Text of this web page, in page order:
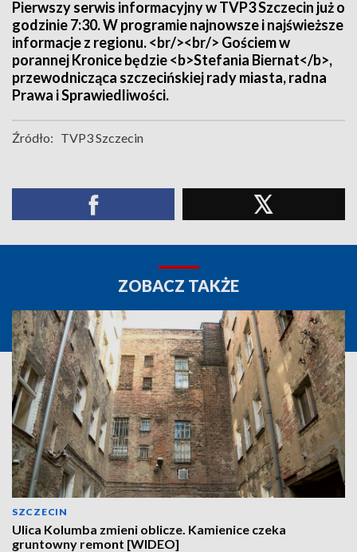
Pierwszy serwis informacyjny w TVP3 Szczecin już o
godzinie 7:30. W programie najnowsze i najświeższe
informacje z regionu. <br/><br/> Gościem w
porannej Kronice będzie <b>Stefania Biernat</b>,
przewodnicząca szczecińskiej rady miasta, radna
Prawa i Sprawiedliwości.
Źródło: TVP3 Szczecin
ZOBACZ TAKŻE
SZCZECIN
Ulica Kolumba zmieni oblicze. Kamienice czeka
gruntowny remont [WIDEO]